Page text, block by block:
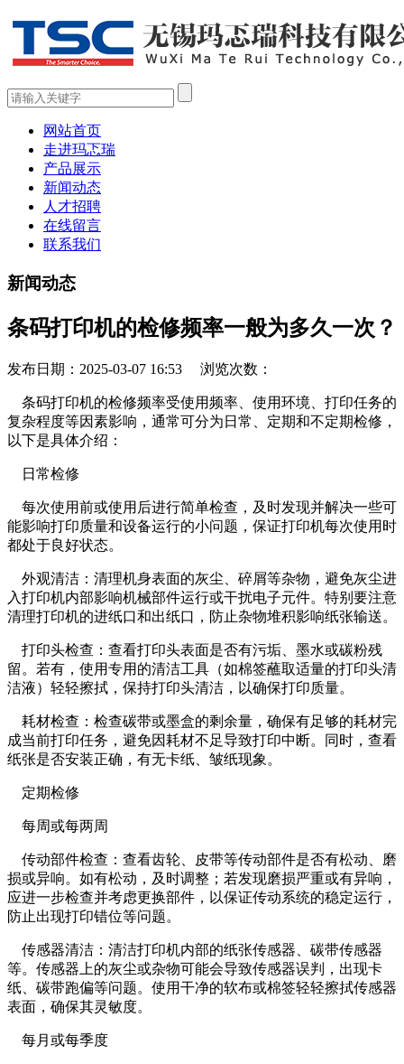
网站首页
走进玛忑瑞
产品展示
新闻动态
人才招聘
在线留言
联系我们
新闻动态
条码打印机的检修频率一般为多久一次？
发布日期：2025-03-07 16:53 浏览次数：
条码打印机的检修频率受使用频率、使用环境、打印任务的
复杂程度等因素影响，通常可分为日常、定期和不定期检修，
以下是具体介绍：
日常检修
每次使用前或使用后进行简单检查，及时发现并解决一些可
能影响打印质量和设备运行的小问题，保证打印机每次使用时
都处于良好状态。
外观清洁：清理机身表面的灰尘、碎屑等杂物，避免灰尘进
入打印机内部影响机械部件运行或干扰电子元件。特别要注意
清理打印机的进纸口和出纸口，防止杂物堆积影响纸张输送。
打印头检查：查看打印头表面是否有污垢、墨水或碳粉残
留。若有，使用专用的清洁工具（如棉签蘸取适量的打印头清
洁液）轻轻擦拭，保持打印头清洁，以确保打印质量。
耗材检查：检查碳带或墨盒的剩余量，确保有足够的耗材完
成当前打印任务，避免因耗材不足导致打印中断。同时，查看
纸张是否安装正确，有无卡纸、皱纸现象。
定期检修
每周或每两周
传动部件检查：查看齿轮、皮带等传动部件是否有松动、磨
损或异响。如有松动，及时调整；若发现磨损严重或有异响，
应进一步检查并考虑更换部件，以保证传动系统的稳定运行，
防止出现打印错位等问题。
传感器清洁：清洁打印机内部的纸张传感器、碳带传感器
等。传感器上的灰尘或杂物可能会导致传感器误判，出现卡
纸、碳带跑偏等问题。使用干净的软布或棉签轻轻擦拭传感器
表面，确保其灵敏度。
每月或每季度